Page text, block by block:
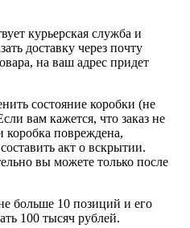
курьерская служба и
доставку через почту
на ваш адрес придет
состояние коробки (не
вам кажется, что заказ не
коробка повреждена,
акт о вскрытии.
вы можете только после
больше 10 позиций и его
100 тысяч рублей.